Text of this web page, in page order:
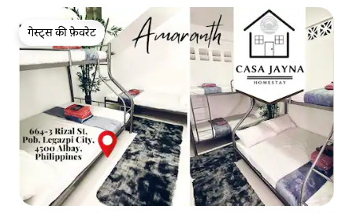
गेस्ट्स की फ़ेवरेट
गेस्ट्स की फ़ेवरेट